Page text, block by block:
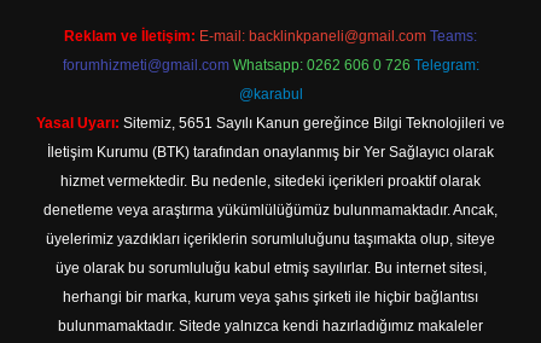
Reklam ve İletişim: E-mail: backlinkpaneli@gmail.com Teams:
forumhizmeti@gmail.com Whatsapp: 0262 606 0 726 Telegram:
@karabul
Yasal Uyarı: Sitemiz, 5651 Sayılı Kanun gereğince Bilgi Teknolojileri ve
İletişim Kurumu (BTK) tarafından onaylanmış bir Yer Sağlayıcı olarak
hizmet vermektedir. Bu nedenle, sitedeki içerikleri proaktif olarak
denetleme veya araştırma yükümlülüğümüz bulunmamaktadır. Ancak,
üyelerimiz yazdıkları içeriklerin sorumluluğunu taşımakta olup, siteye
üye olarak bu sorumluluğu kabul etmiş sayılırlar. Bu internet sitesi,
herhangi bir marka, kurum veya şahıs şirketi ile hiçbir bağlantısı
bulunmamaktadır. Sitede yalnızca kendi hazırladığımız makaleler